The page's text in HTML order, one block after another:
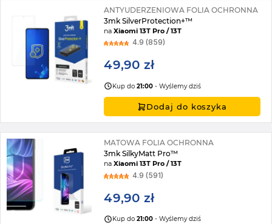
ANTYUDERZENIOWA FOLIA OCHRONNA
3mk SilverProtection+™
naXiaomi 13T Pro / 13T
4.9 (859)
49,90 zł
Kup do21:00 - Wyślemy dziś
Dodaj do koszyka
MATOWA FOLIA OCHRONNA
3mk SilkyMatt Pro™
naXiaomi 13T Pro / 13T
4.9 (591)
49,90 zł
Kup do21:00 - Wyślemy dziś